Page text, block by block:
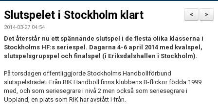
STARTSIDA
NYHETER
KALENDER
TRUPPEN
SERIER & RESULTAT
>
<
Slutspelet i Stockholm klart
2014-03-27 04:54
Det återstår nu ett spännande slutspel i de flesta olika klasserna i
Stockholms HF:s seriespel. Dagarna 4-6 april 2014 med kvalspel,
slutspelsgrupspel och finalspel (i Eriksdalshallen i Stockholm).
På torsdagen offentliggjorde Stockholms Handbollförbund
slutspelsträdet. Från RIK Handboll finns klubbens B-flickor födda 1999
med, och som seriesegrare i nivå 2 men också som seriesegrare i
Uppland, en plats som RIK har avstått i från.